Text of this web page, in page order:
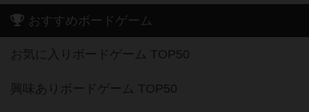
おすすめボードゲーム
お気に入りボードゲーム TOP50
興味ありボードゲーム TOP50